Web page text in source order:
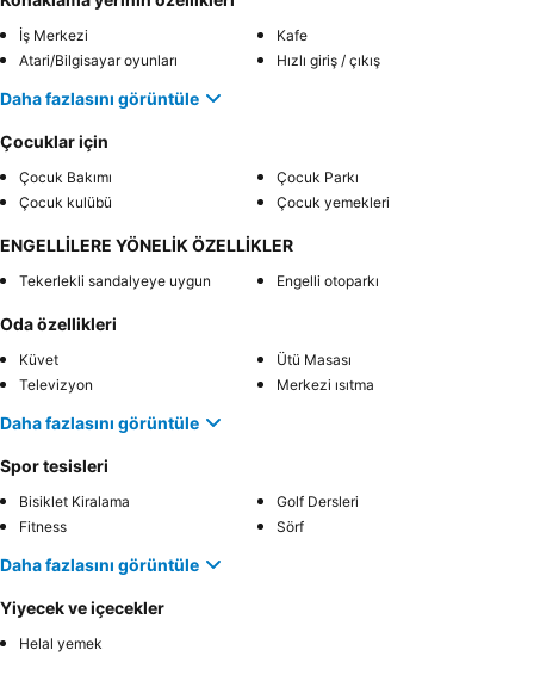
İş Merkezi
Kafe
Atari/Bilgisayar oyunları
Hızlı giriş / çıkış
Daha fazlasını görüntüle
Çocuklar için
Çocuk Bakımı
Çocuk Parkı
Çocuk kulübü
Çocuk yemekleri
ENGELLİLERE YÖNELİK ÖZELLİKLER
Tekerlekli sandalyeye uygun Engelli otoparkı
Oda özellikleri
Küvet
Ütü Masası
Televizyon
Merkezi ısıtma
Daha fazlasını görüntüle
Spor tesisleri
Bisiklet Kiralama
Golf Dersleri
Fitness
Sörf
Daha fazlasını görüntüle
Yiyecek ve içecekler
Helal yemek